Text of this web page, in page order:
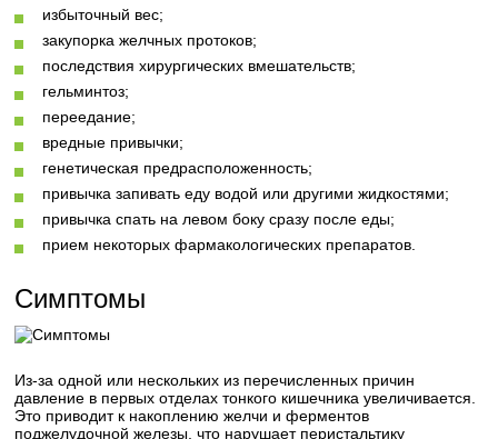
избыточный вес;
закупорка желчных протоков;
последствия хирургических вмешательств;
гельминтоз;
переедание;
вредные привычки;
генетическая предрасположенность;
привычка запивать еду водой или другими жидкостями;
привычка спать на левом боку сразу после еды;
прием некоторых фармакологических препаратов.
Симптомы
Из-за одной или нескольких из перечисленных причин
давление в первых отделах тонкого кишечника увеличивается.
Это приводит к накоплению желчи и ферментов
поджелудочной железы, что нарушает перистальтику